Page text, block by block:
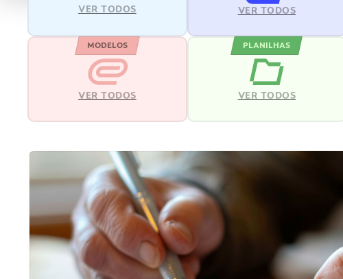
VER TODOS VER TODOS
MODELOS
VER TODOS
PLANILHAS
VER TODOS